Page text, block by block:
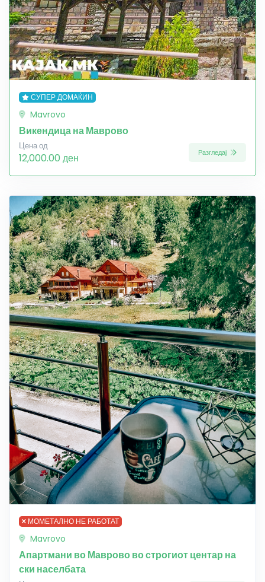
СУПЕР ДОМАЌИН
Mavrovo
Викендица на Маврово
Цена од
12,000.00 ден Разгледај
МОМЕТАЛНО НЕ РАБОТАТ
Mavrovo
Апартмани во Маврово во строгиот центар на
ски населбата